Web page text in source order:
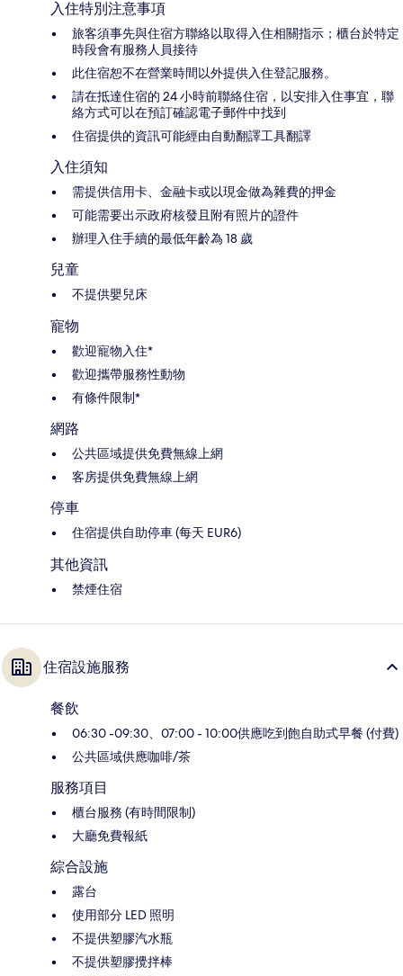
入住特別注意事項
旅客須事先與住宿方聯絡以取得入住相關指示；櫃台於特定
時段會有服務人員接待
此住宿恕不在營業時間以外提供入住登記服務。
請在抵達住宿的 24 小時前聯絡住宿，以安排入住事宜，聯
絡方式可以在預訂確認電子郵件中找到
住宿提供的資訊可能經由自動翻譯工具翻譯
入住須知
需提供信用卡、金融卡或以現金做為雜費的押金
可能需要出示政府核發且附有照片的證件
辦理入住手續的最低年齡為 18 歲
兒童
不提供嬰兒床
寵物
歡迎寵物入住*
歡迎攜帶服務性動物
有條件限制*
網路
公共區域提供免費無線上網
客房提供免費無線上網
停車
住宿提供自助停車 (每天 EUR6)
其他資訊
禁煙住宿
住宿設施服務
餐飲
06:30 -09:30、07:00 - 10:00供應吃到飽自助式早餐 (付費)
公共區域供應咖啡/茶
服務項目
櫃台服務 (有時間限制)
大廳免費報紙
綜合設施
露台
使用部分 LED 照明
不提供塑膠汽水瓶
不提供塑膠攪拌棒